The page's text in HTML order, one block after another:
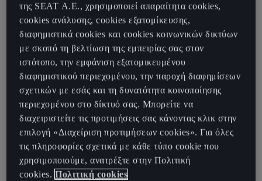
Το CUPRA Leon θριάμβευσε στην κατηγορία “Small & Compact
Cars”, το CUPRA Born, το πρώτο πλήρως ηλεκτρικό μοντέλο της
μάρκας, κέρδισε στην κατηγορία “Small & Compact Electric Cars”
και το CUPRA Formentor VZ5 των 390 PS αναδείχθηκε νικητής
στην κατηγορία “SUV”.
«Πριν από τρία χρόνια, μια ομάδα ανθρώπων είχε πίστη σε ένα
όνειρο: να δημιουργήσει μια εντελώς διαφορετική μάρκα. Τα
μεγάλα όνειρα ξεκινούν με λίγους πιστούς»,δήλωσε ο Wayne
Griffiths, CEO της CUPRA.«Το CUPRA Formentor VZ5 είναι η
απόλυτη απόδειξη για το τι μπορεί να πετύχει η CUPRA στον
κόσμο των κινητήρων εσωτερικής καύσης. Οι αγώνες αποτελούν
παράλληλα μέρος του DNA της CUPRA και θα συνεχίσουμε έτσι
της SEAT Α.Ε., χρησιμοποιεί απαραίτητα cookies,
cookies ανάλυσης, cookies εξατομίκευσης,
διαφημιστικά cookies και cookies κοινωνικών δικτύων
με σκοπό τη βελτίωση της εμπειρίας σας στον
ιστότοπο, την εμφάνιση εξατομικευμένου
διαφημιστικού περιεχομένου, την παροχή διαφημίσεων
σχετικών με εσάς και τη δυνατότητα κοινοποίησης
περιεχομένου στο δίκτυό σας. Μπορείτε να
διαχειριστείτε τις προτιμήσεις σας κάνοντας κλικ στην
επιλογή «Διαχείριση προτιμήσεων cookies». Για όλες
τις πληροφορίες σχετικά με κάθε τύπο cookie που
χρησιμοποιούμε, ανατρέξτε στην Πολιτική
cookies. Πολιτική cookies